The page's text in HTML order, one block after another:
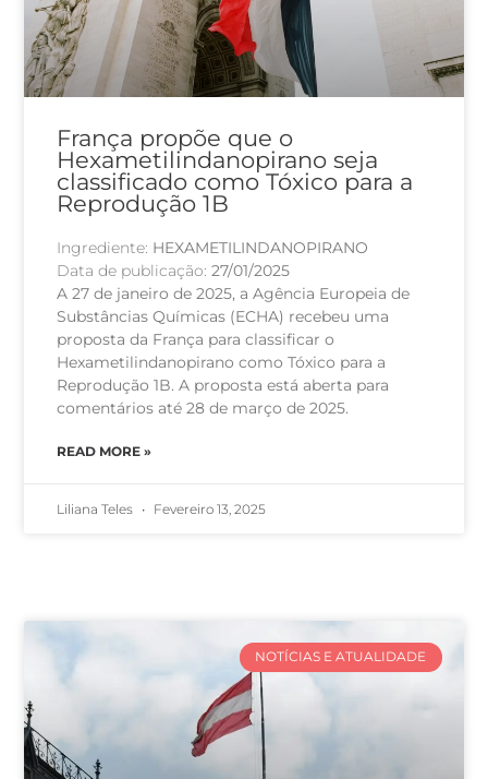
França propõe que o
Hexametilindanopirano seja
classificado como Tóxico para a
Reprodução 1B
Ingrediente: HEXAMETILINDANOPIRANO
Data de publicação:27/01/2025
A 27 de janeiro de 2025, a Agência Europeia de
Substâncias Químicas (ECHA) recebeu uma
proposta da França para classificar o
Hexametilindanopirano como Tóxico para a
Reprodução 1B. A proposta está aberta para
comentários até 28 de março de 2025.
READ MORE »
Liliana Teles Fevereiro 13, 2025
NOTÍCIAS E ATUALIDADE